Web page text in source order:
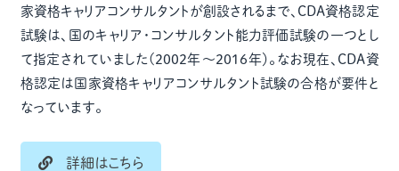
家資格キャリアコンサルタントが創設されるまで、CDA資格認定
試験は、国のキャリア・コンサルタント能力評価試験の一つとし
て指定されていました(2002年～2016年）。なお現在、CDA資
格認定は国家資格キャリアコンサルタント試験の合格が要件と
なっています。
詳細はこちら